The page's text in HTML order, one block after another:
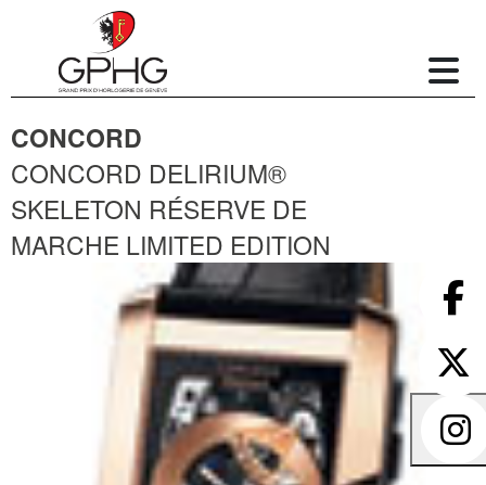
CONCORD
CONCORD DELIRIUM®
SKELETON RÉSERVE DE
MARCHE LIMITED EDITION